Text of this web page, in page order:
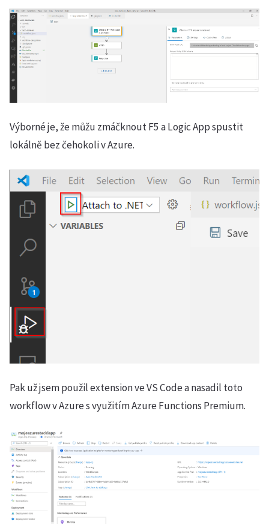
Výborné je, že můžu zmáčknout F5 a Logic App spustit
lokálně bez čehokoli v Azure.
Pak už jsem použil extension ve VS Code a nasadil toto
workflow v Azure s využitím Azure Functions Premium.